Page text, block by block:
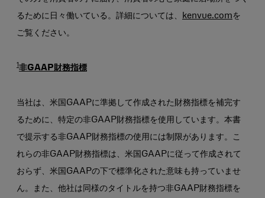
るために日々働いている。詳細については、 kenvue.com を
ご覧ください。
1 非GAAP財務指標
当社は、米国GAAPに準拠して作成された財務指標を補完す
るために、特定の非GAAP財務指標を使用しています。本書
で提示する非GAAP財務指標の使用には制限があります。こ
れらの非GAAP財務指標は、米国GAAPに従って作成されて
おらず、米国GAAPの下で標準化された意味も持っていませ
ん。また、他社は同様のタイトルを持つ非GAAP財務指標を